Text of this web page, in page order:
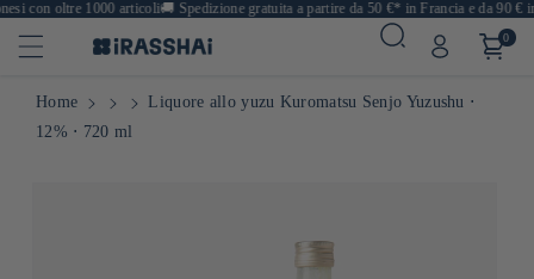
con oltre 1000 articoli🚚Spedizione gratuita a partire da 50 €* in Francia e da 90 € in
0
Home
Liquore allo yuzu Kuromatsu Senjo Yuzushu ⋅
12% ⋅ 720 ml